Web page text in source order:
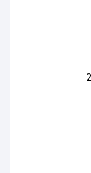
03
занные
2
41   Все
рию
42
лики
43